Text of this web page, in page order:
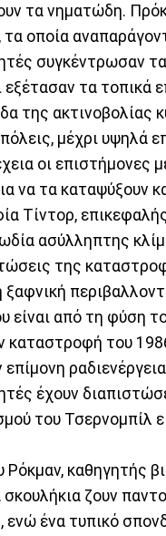
τα νηματώδη.
τα οποία
συγκέντρωσαν
εξέτασαν τα τοπικά
της ακτινοβολίας
μέχρι υψηλά
οι επιστήμονες
να τα καταψύξουν
Τίντορ,
ασύλληπτης
της
είναι από τη φύση
καταστροφή του
έχουν
του Τσερνομπίλ
Ρόκμαν, καθηγητής
ζουν
ενώ ένα τυπικό